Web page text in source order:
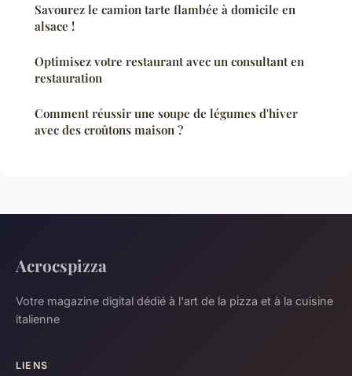
Savourez le camion tarte flambée à domicile en
alsace !
Optimisez votre restaurant avec un consultant en
restauration
Comment réussir une soupe de légumes d'hiver
avec des croûtons maison ?
Acrocspizza
Votre magazine digital dédié à l'art de la pizza et à la cuisine
italienne
LIENS